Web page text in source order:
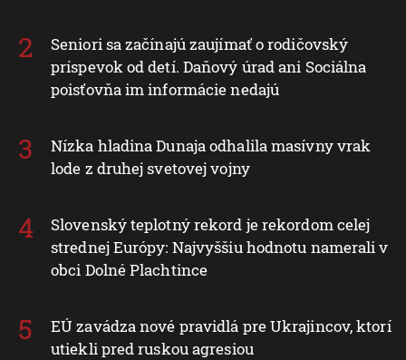
Seniori sa začínajú zaujímať o rodičovský
príspevok od detí. Daňový úrad ani Sociálna
poisťovňa im informácie nedajú
Nízka hladina Dunaja odhalila masívny vrak
lode z druhej svetovej vojny
Slovenský teplotný rekord je rekordom celej
strednej Európy: Najvyššiu hodnotu namerali v
obci Dolné Plachtince
EÚ zavádza nové pravidlá pre Ukrajincov, ktorí
utiekli pred ruskou agresiou